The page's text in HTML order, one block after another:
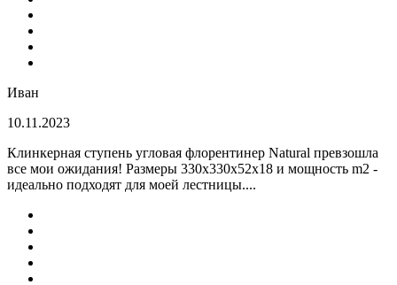
Иван
10.11.2023
Клинкерная ступень угловая флорентинер Natural превзошла
все мои ожидания! Размеры 330х330х52х18 и мощность m2 -
идеально подходят для моей лестницы....